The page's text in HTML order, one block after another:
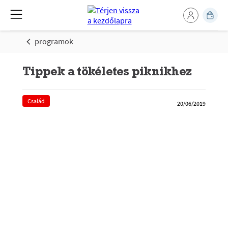
programok
Tippek a tökéletes piknikhez
Család 20/06/2019